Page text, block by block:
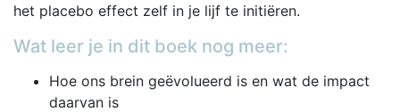
het placebo effect zelf in je lijf te initiëren.
Wat leer je in dit boek nog meer:
Hoe ons brein geëvolueerd is en wat de impact
daarvan is